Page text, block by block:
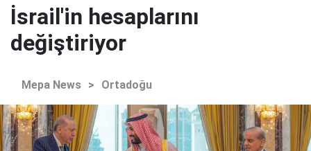
İsrail'in hesaplarını
değiştiriyor
Mepa News > Ortadoğu